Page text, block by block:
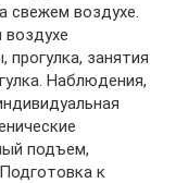
свежем воздухе.
воздухе
прогулка, занятия
Наблюдения,
подъем,
к